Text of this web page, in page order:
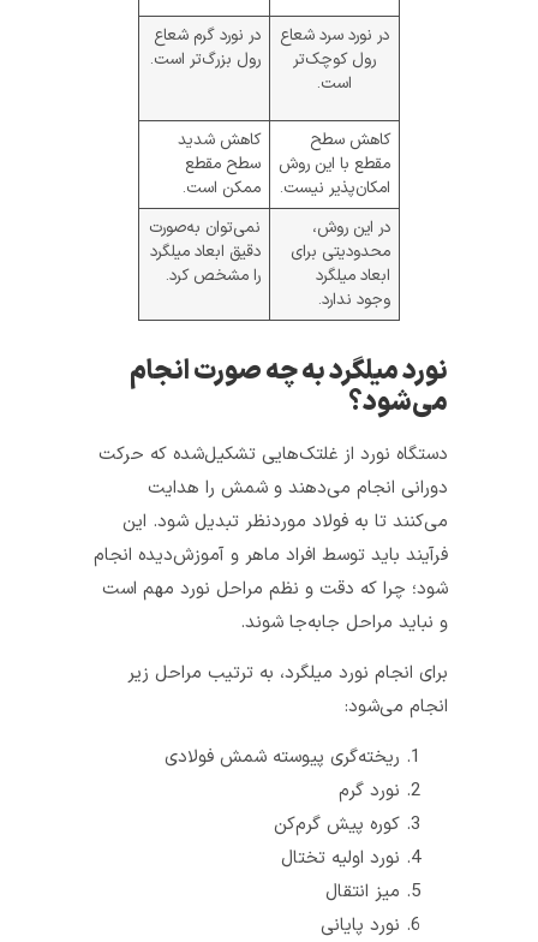
در نورد سرد شعاع
رول کوچک‌تر
در نورد گرم شعاع
رول بزرگ‌تر است.
کاهش سطح
مقطع با این روش
امکان‌پذیر نیست.
کاهش شدید
سطح مقطع
ممکن است.
در این روش،
محدودیتی برای
نمی‌توان به‌صورت
دقیق ابعاد میلگرد
را مشخص کرد.
نورد میلگرد به چه صورت انجام
می‌شود؟
دستگاه نورد از غلتک‌هایی تشکیل‌شده که حرکت
دورانی انجام می‌دهند و شمش را هدایت
می‌کنند تا به فولاد موردنظر تبدیل شود. این
فرآیند باید توسط افراد ماهر و آموزش‌دیده انجام
شود؛ چرا که دقت و نظم مراحل نورد مهم است
و نباید مراحل جابه‌جا شوند.
برای انجام نورد میلگرد، به ترتیب مراحل زیر
انجام می‌شود:
نورد گرم
کوره پیش گرم‌کن
نورد اولیه تختال
میز انتقال
نورد پایانی